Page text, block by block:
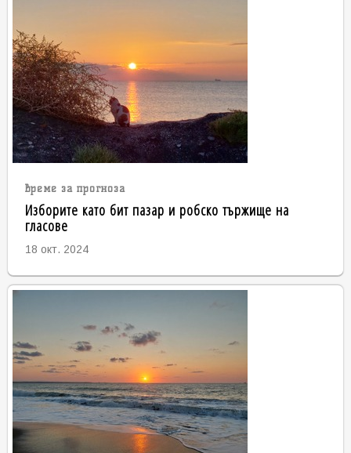
време за прогноза
Изборите като бит пазар и робско тържище на
гласове
18 окт. 2024